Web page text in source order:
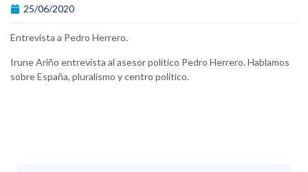
25/06/2020
Entrevista a Pedro Herrero.
Irune Ariño entrevista al asesor político Pedro Herrero. Hablamos
sobre España, pluralismo y centro político.